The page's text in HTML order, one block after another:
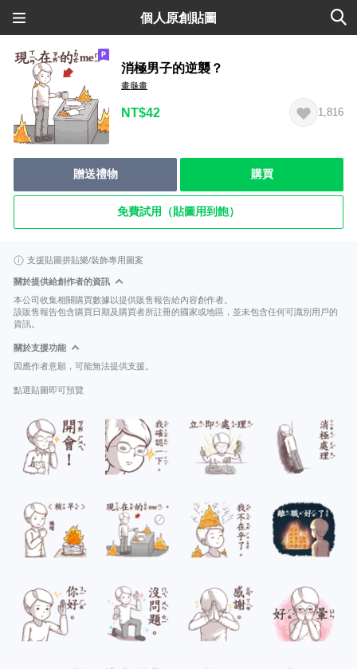
個人原創貼圖
消極男子的逆襲？
畫龜畫
NT$42 1,816
贈送禮物 購買
免費試用（貼圖用到飽）
支援貼圖拼貼樂/裝飾專用圖案
關於提供給創作者的資訊
本公司收集相關購買數據以提供販售報告給內容創作者。
該販售報告包含購買日期及購買者所註冊的國家或地區，並未包含任何可識別用戶的
資訊。
關於支援功能
因應作者意願，可能無法提供支援。
點選貼圖即可預覽